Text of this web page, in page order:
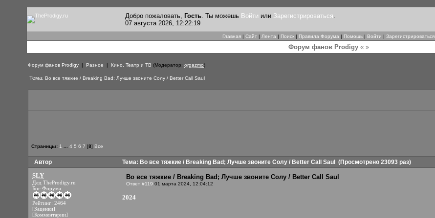
Добро пожаловать, Гость. Ты можешь Войти или Зарегистрироваться.
07 августа 2026, 12:22:19
Главная | Сайт | Лента | Поиск | Правила Форума | Помощь | Войти | Зарегистрироваться
Форум фанов Prodigy« »
Форум фанов Prodigy | Разное | Кино, Театр и ТВ (Модератор: orgazmo)
Тема: Во все тяжкие / Breaking Bad; Лучше звоните Солу / Better Call Saul
Страницы: 1 4 5 6 7 [8] Все
Автор Тема: Во все тяжкие / Breaking Bad; Лучше звоните Солу / Better Call Saul (Просмотрено 23093 раз)
SLY
Дед TheProdigy.ru
Бог Форума
Рейтинг: 2464
[Заценки]
[Комментарии]
Во все тяжкие / Breaking Bad; Лучше звоните Солу / Better Call Saul
Ответ #119 01 марта 2024, 12:04:12
2024